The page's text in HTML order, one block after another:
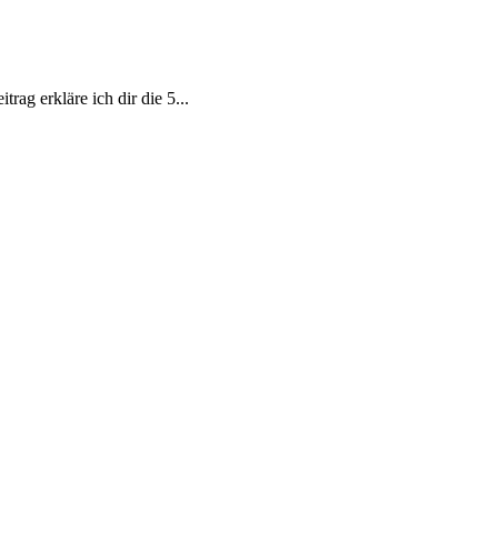
erkläre ich dir die 5...